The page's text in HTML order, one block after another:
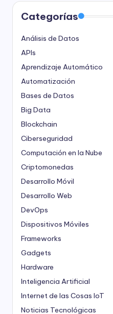
Categorías
Análisis de Datos
APIs
Aprendizaje Automático
Automatización
Bases de Datos
Big Data
Blockchain
Ciberseguridad
Computación en la Nube
Criptomonedas
Desarrollo Móvil
Desarrollo Web
DevOps
Dispositivos Móviles
Frameworks
Gadgets
Hardware
Inteligencia Artificial
Internet de las Cosas IoT
Noticias Tecnológicas